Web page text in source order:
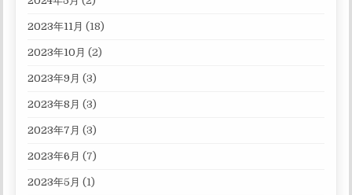
2023年11月 (18)
2023年10月 (2)
2023年9月 (3)
2023年8月 (3)
2023年7月 (3)
2023年6月 (7)
2023年5月 (1)